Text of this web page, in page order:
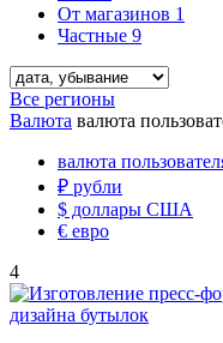
От магазинов 1
Частные 9
Все регионы
Валюта валюта
валюта
₽ рубли
$ доллары США
€ евро
4